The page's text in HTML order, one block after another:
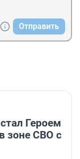
Отправить
Героем
зоне СВО с